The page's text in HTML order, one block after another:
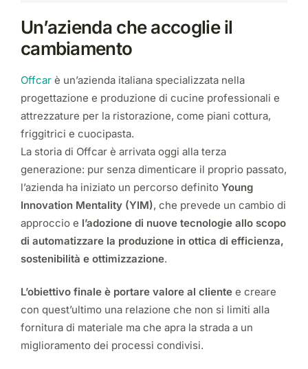
Un’azienda che accoglie il
cambiamento
Offcar è un’azienda italiana specializzata nella
progettazione e produzione di cucine professionali e
attrezzature per la ristorazione, come piani cottura,
friggitrici e cuocipasta.
La storia di Offcar è arrivata oggi alla terza
generazione: pur senza dimenticare il proprio passato,
l’azienda ha iniziato un percorso definito Young
Innovation Mentality (YIM), che prevede un cambio di
approccio e l’adozione di nuove tecnologie allo scopo
di automatizzare la produzione in ottica di efficienza,
sostenibilità e ottimizzazione.
L’obiettivo finale è portare valore al cliente e creare
con quest’ultimo una relazione che non si limiti alla
fornitura di materiale ma che apra la strada a un
miglioramento dei processi condivisi.